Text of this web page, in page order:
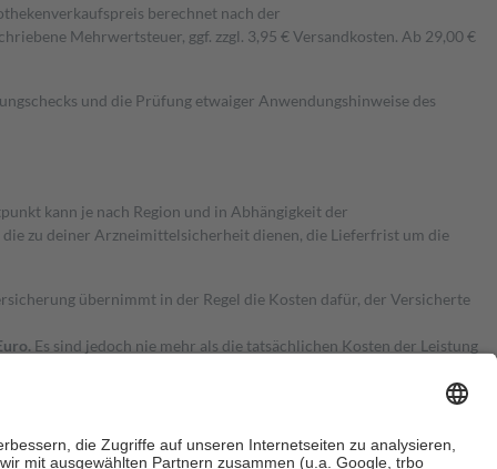
berechnet nach der
Mehrwertsteuer, ggf. zzgl. 3,95 € Versandkosten. Ab 29,00 €
und die Prüfung etwaiger Anwendungshinweise des
kann je nach Region und in Abhängigkeit der
zu deiner Arzneimittelsicherheit dienen, die Lieferfrist um die
übernimmt in der Regel die Kosten dafür, der Versicherte
Es sind jedoch nie mehr als die tatsächlichen Kosten der Leistung
Zuzahlungen an bei: